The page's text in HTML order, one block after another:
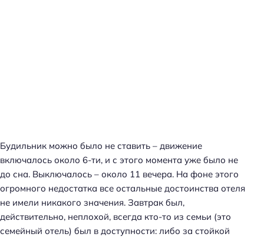
Будильник можно было не ставить – движение
включалось около 6-ти, и с этого момента уже было не
до сна. Выключалось – около 11 вечера. На фоне этого
огромного недостатка все остальные достоинства отеля
не имели никакого значения. Завтрак был,
действительно, неплохой, всегда кто-то из семьи (это
семейный отель) был в доступности: либо за стойкой